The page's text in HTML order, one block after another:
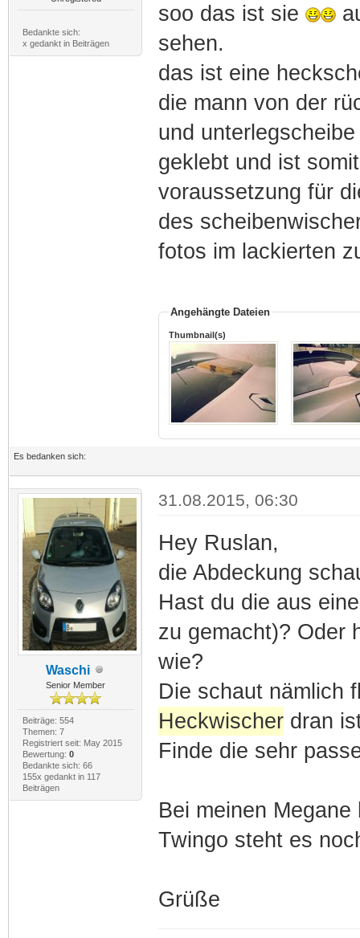
Bedankte sich:
x gedankt in Beiträgen
soo das ist sie
sehen.
das ist eine
die mann von der
und
geklebt und ist
voraussetzung für
des
fotos im lackierten
Angehängte Dateien
Thumbnail(s)
Es bedanken sich:
Waschi
Senior Member
Beiträge: 554
Themen: 7
Registriert seit: May 2015
Bewertung: 0
Bedankte sich: 66
155x gedankt in 117
Beiträgen
31.08.2015, 06:30
Hey Ruslan,
die Abdeckung
Hast du die aus
zu gemacht)? Oder
wie?
Die schaut nämlich
Heckwischerdran
Finde die sehr
Bei meinen
Twingo steht es
Grüße